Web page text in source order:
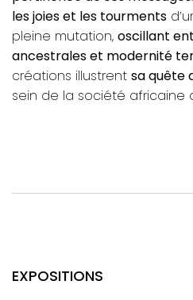
les joies et les tourments
pleine mutation, oscillant
ancestrales et modernité
créations illustrent sa quête
sein de la société africaine
EXPOSITIONS